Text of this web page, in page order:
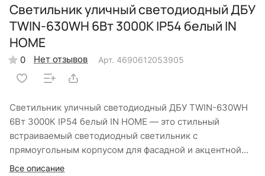
Светильник уличный светодиодный ДБУ
TWIN-630WH 6Вт 3000К IP54 белый IN
HOME
0 Нет отзывов Арт. 4690612053905
Светильник уличный светодиодный ДБУ TWIN-630WH
6Вт 3000К IP54 белый IN HOME — это стильный
встраиваемый светодиодный светильник с
прямоугольным корпусом для фасадной и акцентной
подсветки загородных домов и коттеджей. Широкий
Все описание